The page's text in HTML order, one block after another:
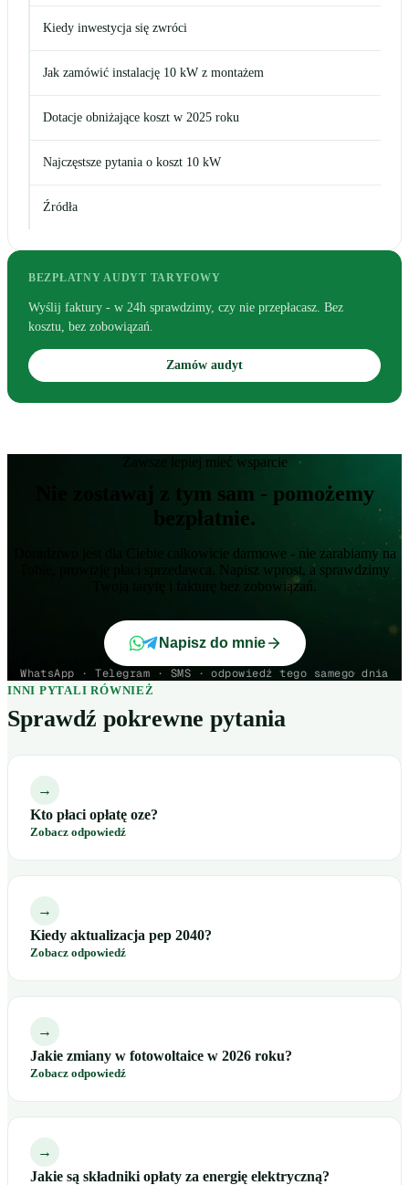
Kiedy inwestycja się zwróci
Jak zamówić instalację 10 kW z montażem
Dotacje obniżające koszt w 2025 roku
Najczęstsze pytania o koszt 10 kW
Źródła
BEZPŁATNY AUDYT TARYFOWY
Wyślij faktury - w 24h sprawdzimy, czy nie przepłacasz. Bez
kosztu, bez zobowiązań.
Zamów audyt
Zawsze lepiej mieć wsparcie
Nie zostawaj z tym sam - pomożemy
bezpłatnie.
Doradztwo jest dla Ciebie całkowicie darmowe - nie zarabiamy na
Tobie, prowizję płaci sprzedawca. Napisz wprost, a sprawdzimy
Twoją taryfę i fakturę bez zobowiązań.
Napisz do mnie
WhatsApp · Telegram · SMS · odpowiedź tego samego dnia
INNI PYTALI RÓWNIEŻ
Sprawdź pokrewne pytania
→
Kto płaci opłatę oze?
Zobacz odpowiedź
→
Kiedy aktualizacja pep 2040?
Zobacz odpowiedź
→
Jakie zmiany w fotowoltaice w 2026 roku?
Zobacz odpowiedź
→
Jakie są składniki opłaty za energię elektryczną?